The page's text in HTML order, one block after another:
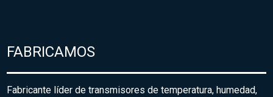
FABRICAMOS
Fabricante líder de transmisores de temperatura, humedad,